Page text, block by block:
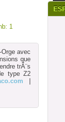
1
avec
que
trÃ¨s
type Z2